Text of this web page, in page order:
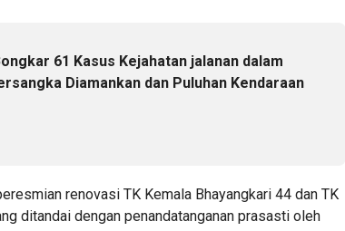
61 Kasus Kejahatan jalanan dalam
Diamankan dan Puluhan Kendaraan
renovasi TK Kemala Bhayangkari 44 dan TK
ditandai dengan penandatanganan prasasti oleh